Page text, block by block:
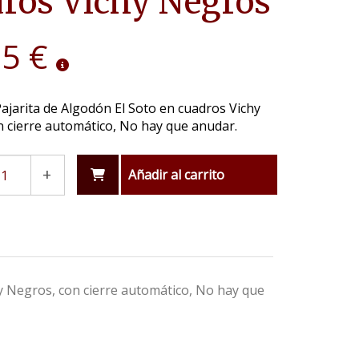
€
de Algodón El Soto en cuadros Vichy
cierre automático, No hay que anudar.
+ Añadir al carrito
Negros, con cierre automático, No hay que